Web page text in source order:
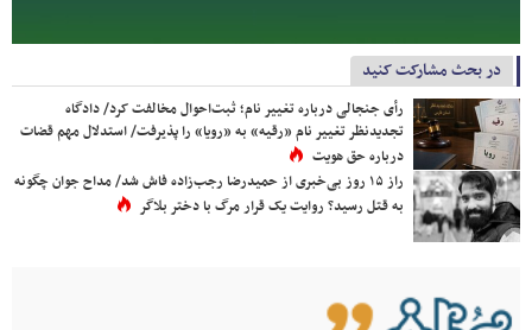
در بحث مشارکت کنید
رأی جنجالی درباره تغییر نام؛ ثبت‌احوال مخالفت کرد/ دادگاه
تجدیدنظر تغییر نام «رقیه» به «رویا» را پذیرفت/ استدلال مهم قضات
درباره حق هویت
راز ۱۵ روز بی‌خبری از حمیدرضا رجب‌زاده فاش شد/ مداح جوان چگونه
به قتل رسید؟ روایت یک قرار مرگ با دختر بلاگر